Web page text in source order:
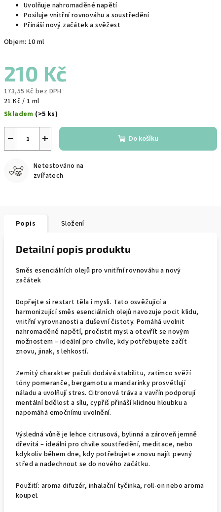
Uvolňuje nahromaděné napětí
Posiluje vnitřní rovnováhu a soustředění
Přináší nový začátek a svěžest
Objem: 10 ml
210 Kč
173,55 Kč bez DPH
Měrná
cena:
21 Kč / 1 ml
Skladem (>5 ks)
+
− Do košíku
Netestováno na
zvířatech
Popis Složení
Detailní popis produktu
Směs esenciálních olejů pro vnitřní rovnováhu a nový
začátek
Dopřejte si restart těla i mysli. Tato osvěžující a
harmonizující směs esenciálních olejů navozuje pocit klidu,
vnitřní vyrovnanosti a duševní čistoty. Pomáhá uvolnit
nahromaděné napětí, pročistit mysl a otevřít se novým
možnostem – ideální pro chvíle, kdy potřebujete začít
znovu, jinak, s lehkostí.
Zemitý charakter pačuli dodává stabilitu, zatímco svěží
tóny pomeranče, bergamotu a mandarinky prosvětlují
náladu a uvolňují stres. Citronová tráva a vavřín podporují
mentální bdělost a sílu, cypřiš přináší klidnou hloubku a
napomáhá emočnímu uvolnění.
Výsledná vůně je lehce citrusová, bylinná a zároveň jemně
dřevitá – ideální pro chvíle soustředění, meditace, nebo
kdykoliv během dne, kdy potřebujete znovu najít pevný
střed a nadechnout se do nového začátku.
Použití: aroma difuzér, inhalační tyčinka, roll-on nebo aroma
koupel.